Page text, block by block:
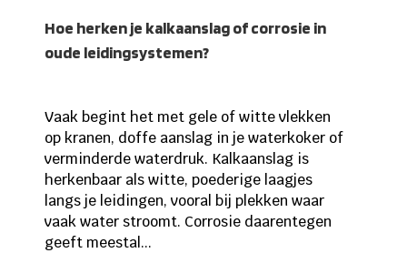
Hoe herken je kalkaanslag of corrosie in
oude leidingsystemen?
Vaak begint het met gele of witte vlekken
op kranen, doffe aanslag in je waterkoker of
verminderde waterdruk. Kalkaanslag is
herkenbaar als witte, poederige laagjes
langs je leidingen, vooral bij plekken waar
vaak water stroomt. Corrosie daarentegen
geeft meestal...